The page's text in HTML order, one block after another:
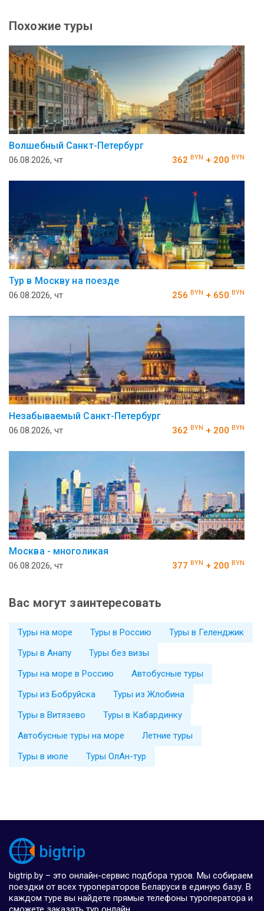
Похожие туры
Волшебный Санкт-Петербург
06.08.2026, чт 362 BYN + 200 BYN
Тур в Москву на поезде
06.08.2026, чт 256 BYN + 650 BYN
Незабываемый Санкт-Петербург
06.08.2026, чт 362 BYN + 200 BYN
Москва - многоликая
06.08.2026, чт 377 BYN + 200 BYN
Вас могут заинтересовать
Туры на море Туры в Россию
Туры в Геленджик
Туры в Анапу
Туры без визы
Туры на море в Россию
Автобусные туры
Туры из Бобруйска
Туры из Жлобина
Туры в Витязево
Туры в Кабардинку
Автобусные туры на море
Летние туры
Туры в июле
Туры ОлАн-тур
bigtrip.by – это онлайн-сервис подбора туров. Мы собираем
поездки от всех туроператоров Беларуси в единую базу. В
каждом туре вы найдете прямые телефоны туроператора и